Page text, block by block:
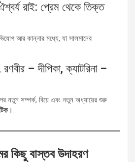
রাই: প্রেম থেকে তিক্ত
আর কান্নার মধ্যে, যা সালমানের
– দীপিকা, ক্যাটরিনা –
নতুন সম্পর্ক, বিয়ে এবং নতুন অধ্যায়ের শুরু
।
কিছু বাস্তব উদাহরণ